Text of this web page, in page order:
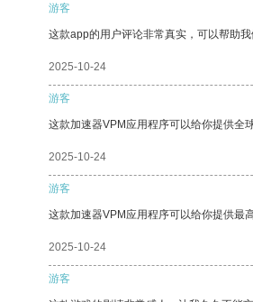
游客
这款app的用户评论非常真实，可以帮助我
2025-10-24
游客
这款加速器VPM应用程序可以给你提供全
2025-10-24
游客
这款加速器VPM应用程序可以给你提供最
2025-10-24
游客